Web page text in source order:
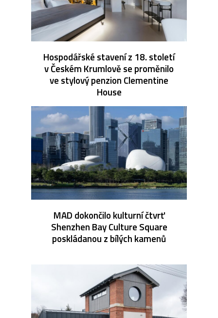
Hospodářské stavení z 18. století
v Českém Krumlově se proměnilo
ve stylový penzion Clementine
House
MAD dokončilo kulturní čtvrť
Shenzhen Bay Culture Square
poskládanou z bílých kamenů